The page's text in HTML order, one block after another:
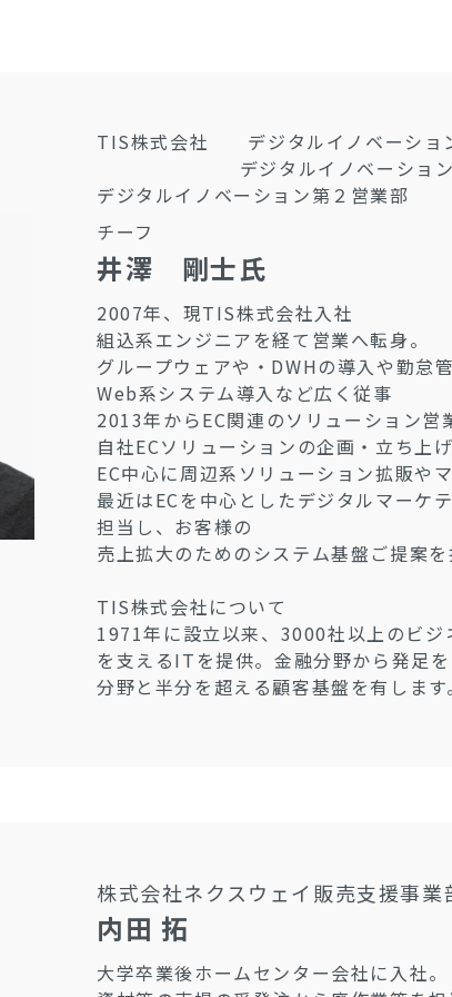
TIS株式会社 デジタルイノベーショ
デジタルイノベーション
デジタルイノベーション第２営業部
チーフ
井澤 剛士氏
2007年、現TIS株式会社入社
組込系エンジニアを経て営業へ転身。
グループウェアや・DWHの導入や勤怠
Web系システム導入など広く従事
2013年からEC関連のソリューション営
自社ECソリューションの企画・立ち上
EC中心に周辺系ソリューション拡販や
最近はECを中心としたデジタルマーケ
担当し、お客様の
売上拡大のためのシステム基盤ご提案を
TIS株式会社について
1971年に設立以来、3000社以上のビ
を支えるITを提供。金融分野から発足
分野と半分を超える顧客基盤を有します。
株式会社ネクスウェイ販売支援事業
内田 拓
大学卒業後ホームセンター会社に入社。